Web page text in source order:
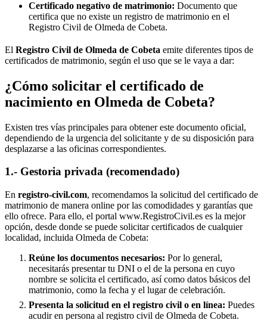
Certificado negativo de matrimonio: Documento que
certifica que no existe un registro de matrimonio en el
Registro Civil de Olmeda de Cobeta.
El Registro Civil de Olmeda de Cobeta emite diferentes tipos de
certificados de matrimonio, según el uso que se le vaya a dar:
¿Cómo solicitar el certificado de
nacimiento en Olmeda de Cobeta?
Existen tres vías principales para obtener este documento oficial,
dependiendo de la urgencia del solicitante y de su disposición para
desplazarse a las oficinas correspondientes.
1.- Gestoria privada (recomendado)
En registro-civil.com, recomendamos la solicitud del certificado de
matrimonio de manera online por las comodidades y garantías que
ello ofrece. Para ello, el portal www.RegistroCivil.es es la mejor
opción, desde donde se puede solicitar certificados de cualquier
localidad, incluida Olmeda de Cobeta:
Reúne los documentos necesarios: Por lo general,
necesitarás presentar tu DNI o el de la persona en cuyo
nombre se solicita el certificado, así como datos básicos del
matrimonio, como la fecha y el lugar de celebración.
Presenta la solicitud en el registro civil o en línea: Puedes
acudir en persona al registro civil de Olmeda de Cobeta.